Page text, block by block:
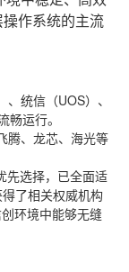
作系统的主流
统信（UOS）、
运行。
腾、龙芯、海光等
先选择，已全面适
了相关权威机构
环境中能够无缝